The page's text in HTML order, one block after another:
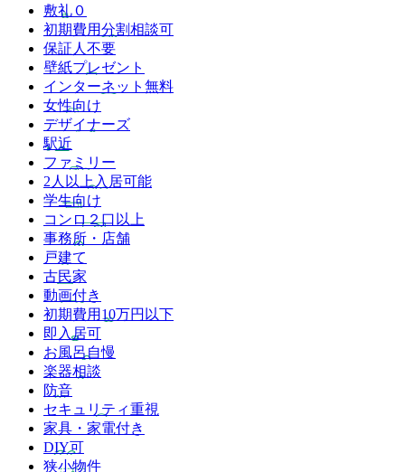
敷礼０
初期費用分割相談可
保証人不要
壁紙プレゼント
インターネット無料
女性向け
デザイナーズ
駅近
ファミリー
2人以上入居可能
学生向け
コンロ２口以上
事務所・店舗
戸建て
古民家
動画付き
初期費用10万円以下
即入居可
お風呂自慢
楽器相談
防音
セキュリティ重視
家具・家電付き
DIY可
狭小物件